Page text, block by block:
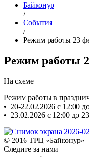
Байконур
/
События
/
Режим работы 23
Режим работы
На схеме
Режим работы в
•⁠ ⁠20-22.02.2026 с 12:00
•⁠ 23.02.2026 с 12:00 до
© 2016 ТРЦ «Байконур»
Следите за нами